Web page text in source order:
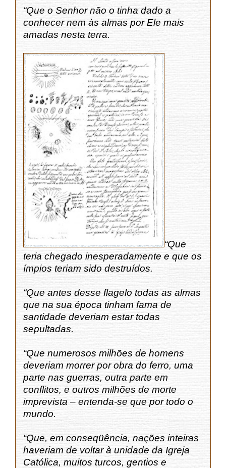
“Que o Senhor não o tinha dado a
conhecer nem às almas por Ele mais
amadas nesta terra.
“Que
teria chegado inesperadamente e que os
ímpios teriam sido destruídos.
“Que antes desse flagelo todas as almas
que na sua época tinham fama de
santidade deveriam estar todas
sepultadas.
“Que numerosos milhões de homens
deveriam morrer por obra do ferro, uma
parte nas guerras, outra parte em
conflitos, e outros milhões de morte
imprevista ‒ entenda-se que por todo o
mundo.
“Que, em conseqüência, nações inteiras
haveriam de voltar à unidade da Igreja
Católica, muitos turcos, gentios e